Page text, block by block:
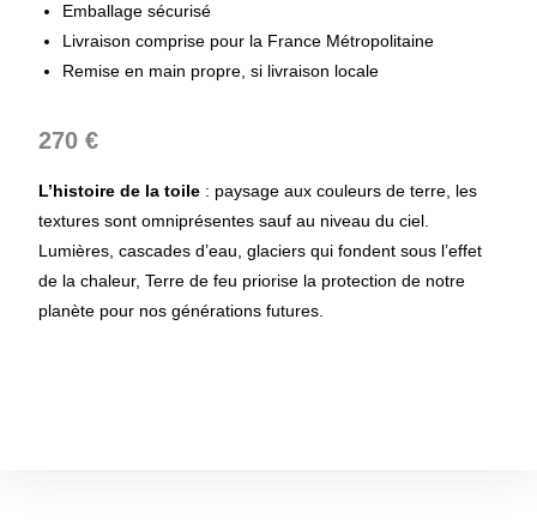
Emballage sécurisé
Livraison comprise pour la France Métropolitaine
Remise en main propre, si livraison locale
270 €
L’histoire de la toile : paysage aux couleurs de terre, les
textures sont omniprésentes sauf au niveau du ciel.
Lumières, cascades d’eau, glaciers qui fondent sous l’effet
de la chaleur, Terre de feu priorise la protection de notre
planète pour nos générations futures.